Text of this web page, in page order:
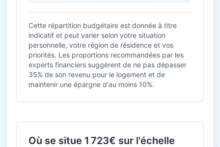
Cette répartition budgétaire est donnée à titre
indicatif et peut varier selon votre situation
personnelle, votre région de résidence et vos
priorités. Les proportions recommandées par les
experts financiers suggèrent de ne pas dépasser
35% de son revenu pour le logement et de
maintenir une épargne d'au moins 10%.
Où se situe 1 723€ sur l'échelle